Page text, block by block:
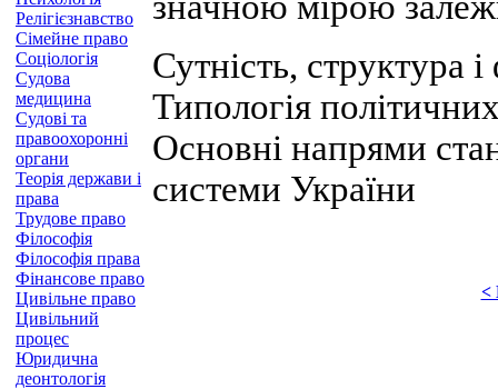
Релігієзнавство
Сімейне право
Соціологія
Судова
медицина
Судові та
правоохоронні
органи
Теорія держави і
права
Трудове право
Філософія
Філософія права
Фінансове право
Цивільне право
Цивільний
процес
Юридична
деонтологія
Сутність, структура
Типологія
Основні напрями
системи України
<